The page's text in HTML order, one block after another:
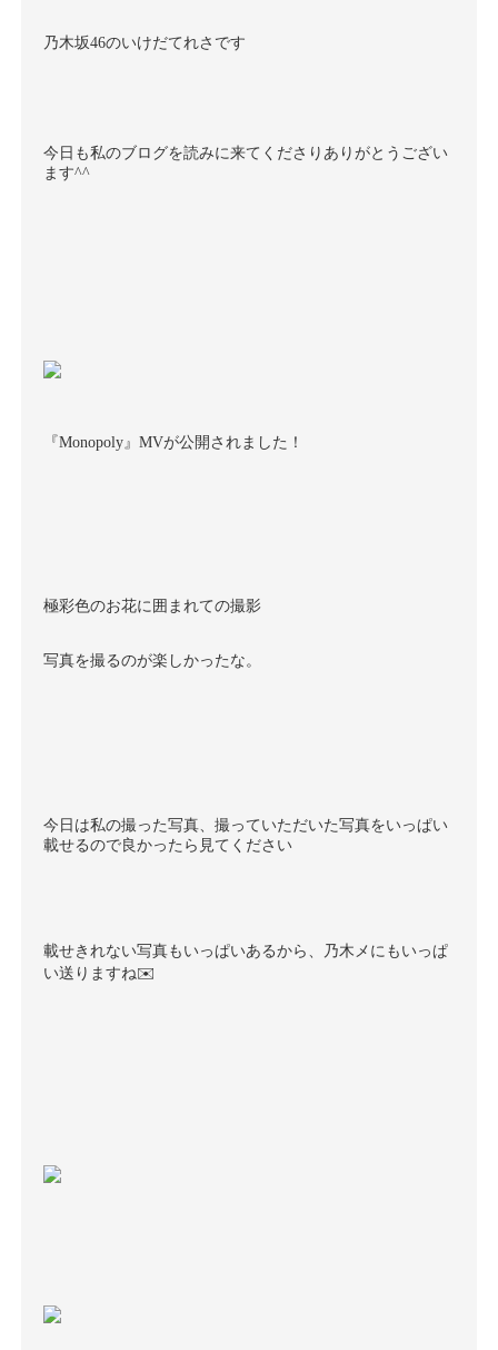
乃木坂46のいけだてれさです
今日も私のブログを読みに来てくださりありがとうござい
ます^^
『Monopoly 』 MVが公開されました！
極彩色のお花に囲まれての撮影
写真を撮るのが楽しかったな。
今日は私の撮った写真、撮っていただいた写真をいっぱい
載せるので良かったら見てください
載せきれない写真もいっぱいあるから、乃木メにもいっぱ
い送りますね✉️